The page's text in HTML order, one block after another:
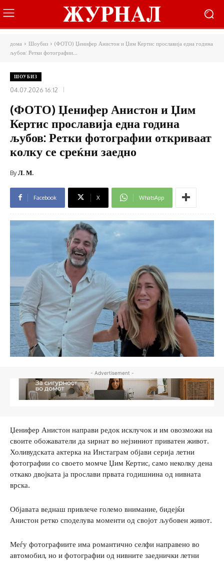
дома Шоубиз
(ФОТО) Џенифер Анистон и Џим Кертис прославија една година
љубов: Ретки фотографии...
ШОУБИЗ
04.07.2026 16:12
(ФОТО) Џенифер Анистон и Џим
Кертис прославија една година
љубов: Ретки фотографии откриваат
колку се среќни заедно
ByЛ. М.
Facebook X WhatsApp
- Advertisement -
Џенифер Анистон направи редок исклучок и им овозможи на
своите обожаватели да ѕирнат во нејзиниот приватен живот.
Холивудската актерка на Инстаграм објави серија летни
фотографии со своето момче Џим Кертис, само неколку дена
откако двојката ја прослави првата годишнина од нивната
врска.
Објавата веднаш привлече големо внимание, бидејќи
Анистон ретко споделува моменти од својот љубовен живот.
Меѓу фотографиите има романтично селфи направено во
автомобил, но и фотографии од нивните заеднички летни